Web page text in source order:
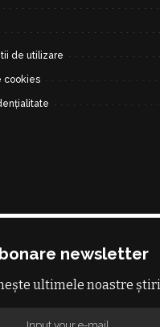
de utilizare
cookies
newsletter
ultimele noastre știri